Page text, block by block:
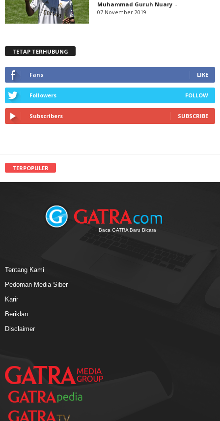
Muhammad Guruh Nuary -
07 November 2019
TETAP TERHUBUNG
Fans LIKE
Followers FOLLOW
Subscribers SUBSCRIBE
TERPOPULER
Baca GATRA Baru Bicara
Tentang Kami
Pedoman Media Siber
Karir
Beriklan
Disclaimer